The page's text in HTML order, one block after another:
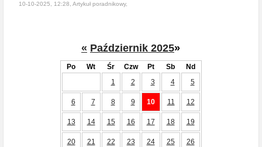
10-10-2025, 12:28, Artykuł poradnikowy,
« Październik 2025»
Po Wt Śr Czw Pt Sb
Nd
1
2 3 4 5
6 7 8 9 10 11 12
13 14 15 16 17 18 19
20 21 22 23 24 25 26